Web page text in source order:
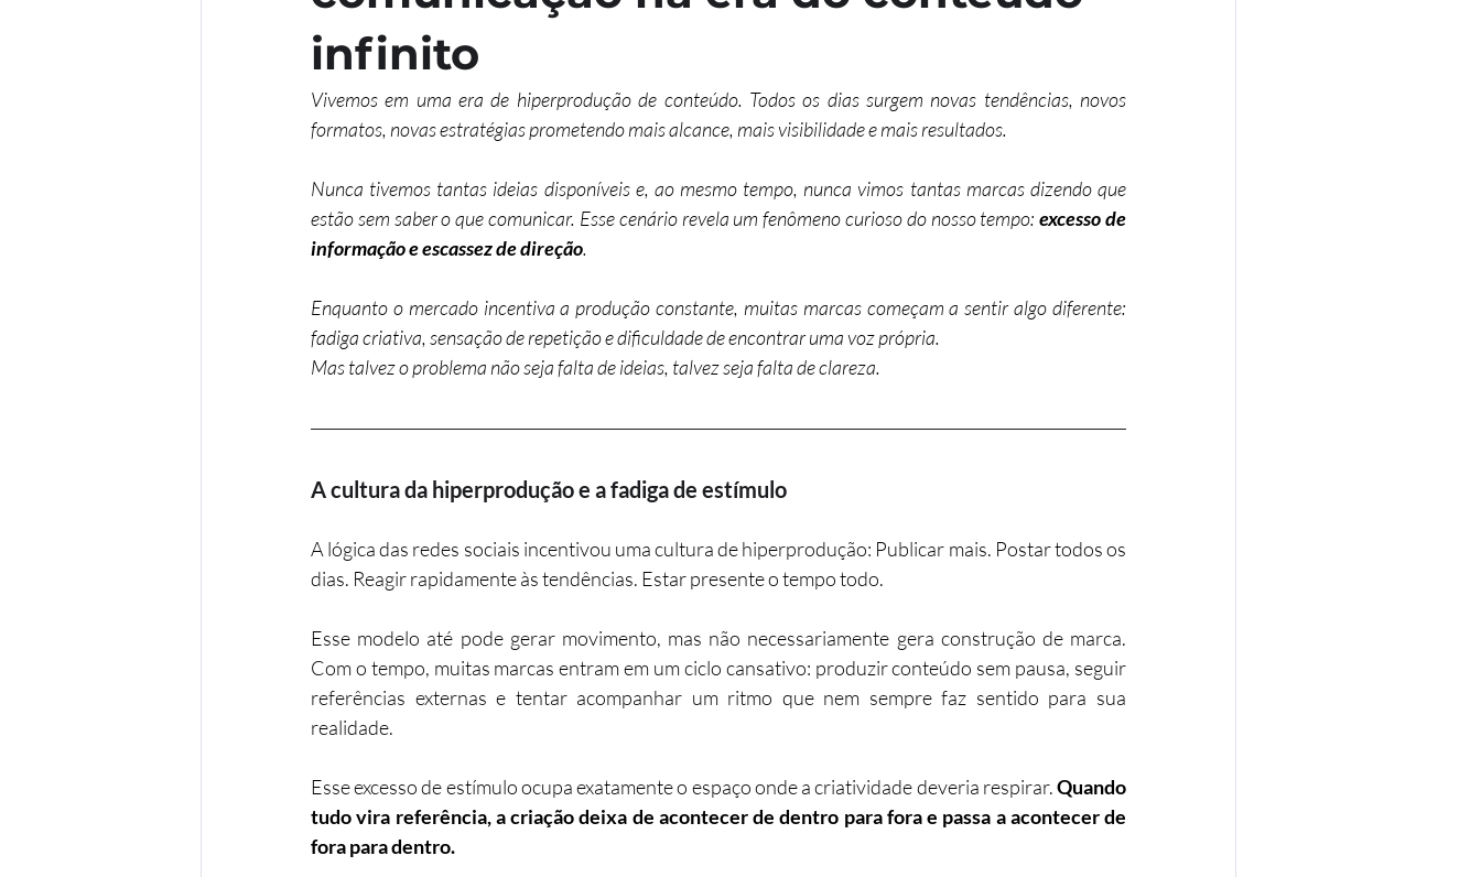
infinito
Vivemos em uma era de hiperprodução de conteúdo. Todos os dias surgem novas tendências, novos
formatos, novas estratégias prometendo mais alcance, mais visibilidade e mais resultados.
Nunca tivemos tantas ideias disponíveis e, ao mesmo tempo, nunca vimos tantas marcas dizendo que
estão sem saber o que comunicar. Esse cenário revela um fenômeno curioso do nosso tempo: excesso de
informação e escassez de direção.
Enquanto o mercado incentiva a produção constante, muitas marcas começam a sentir algo diferente:
fadiga criativa, sensação de repetição e dificuldade de encontrar uma voz própria.
Mas talvez o problema não seja falta de ideias, talvez seja falta de clareza.
A cultura da hiperprodução e a fadiga de estímulo
A lógica das redes sociais incentivou uma cultura de hiperprodução: Publicar mais. Postar todos os
dias. Reagir rapidamente às tendências. Estar presente o tempo todo.
Esse modelo até pode gerar movimento, mas não necessariamente gera construção de marca.
Com o tempo, muitas marcas entram em um ciclo cansativo: produzir conteúdo sem pausa, seguir
referências externas e tentar acompanhar um ritmo que nem sempre faz sentido para sua
realidade.
Esse excesso de estímulo ocupa exatamente o espaço onde a criatividade deveria respirar. Quando
tudo vira referência, a criação deixa de acontecer de dentro para fora e passa a acontecer de
fora para dentro.